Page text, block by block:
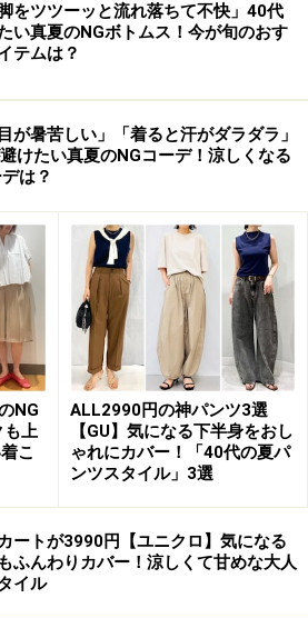
度が高い」と感じる大人女性にお
ように袖がひじ部分まである五分
ナチュラルに隠すことができるの
です。二の腕まわりに程よくゆと
うなサイズ感のものを選べば、今
を演出できます。また、袖が長め
ので、コーデ自体が高見えすると
ーではけるリラックスパン
脚をツツーッと流れ落ちて不快」40代
い真夏のNGボトムス！今が旬のおす
テムは？
が暑苦しい」「着ると汗がダラダラ」
けたい真夏のNGコーデ！涼しくなる
は？
NG
も上
こ
ALL2990円の神パンツ3選
【GU】気になる下半身をおし
ゃれにカバー！「40代の夏パ
ンツスタイル」3選
ートが3990円【ユニクロ】気になる
ふんわりカバー！涼しくて甘めな大人
イル